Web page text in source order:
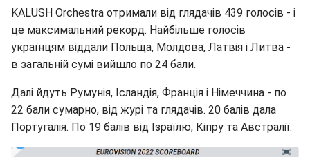
KALUSH Orchestra отримали від глядачів 439 голосів - і
це максимальний рекорд. Найбільше голосів
українцям віддали Польща, Молдова, Латвія і Литва -
в загальній сумі вийшло по 24 бали.
Далі йдуть Румунія, Ісландія, Франція і Німеччина - по
22 бали сумарно, від журі та глядачів. 20 балів дала
Португалія. По 19 балів від Ізраїлю, Кіпру та Австралії.